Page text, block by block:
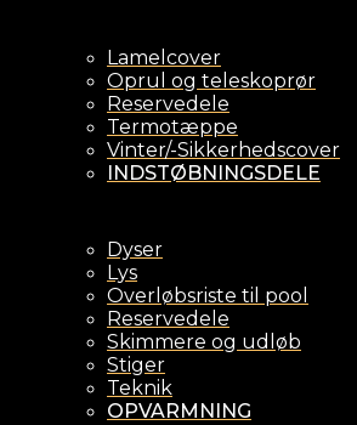
Lamelcover
Oprul og teleskoprør
Reservedele
Termotæppe
Vinter/-Sikkerhedscover
INDSTØBNINGSDELE
Dyser
Lys
Overløbsriste til pool
Reservedele
Skimmere og udløb
Stiger
Teknik
OPVARMNING